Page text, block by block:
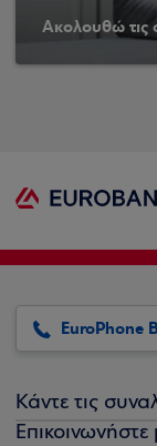
Ακολουθώ τις
EuroPhone
Κάντε τις
Επικοινωνήστε